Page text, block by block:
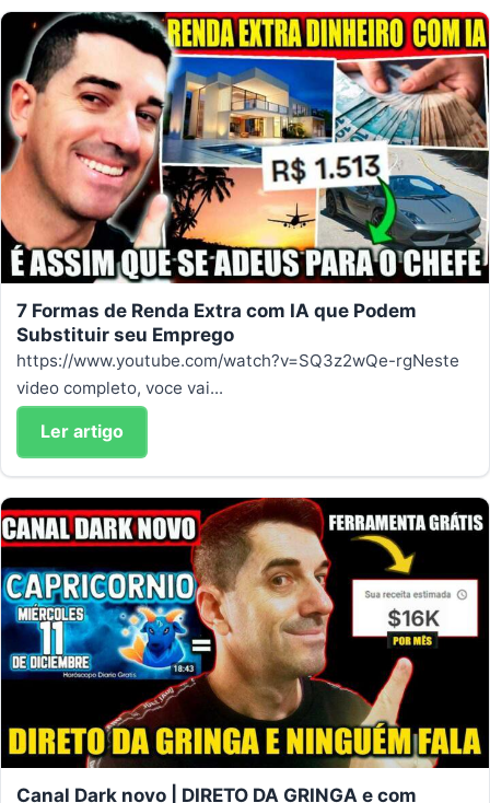
7 Formas de Renda Extra com IA que Podem
Substituir seu Emprego
https://www.youtube.com/watch?v=SQ3z2wQe-rgNeste
video completo, voce vai...
Ler artigo
Canal Dark novo | DIRETO DA GRINGA e com